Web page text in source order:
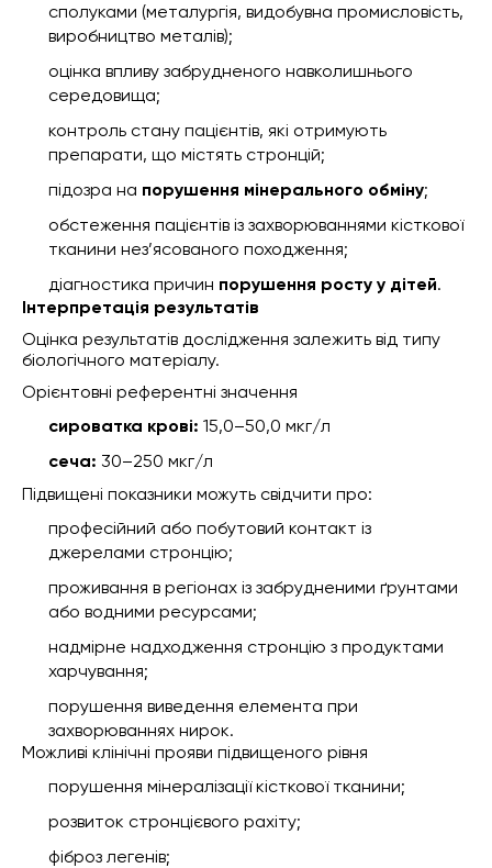
сполуками (металургія, видобувна промисловість,
виробництво металів);
оцінка впливу забрудненого навколишнього
середовища;
контроль стану пацієнтів, які отримують
препарати, що містять стронцій;
підозра на порушення мінерального обміну;
обстеження пацієнтів із захворюваннями кісткової
тканини нез’ясованого походження;
діагностика причин порушення росту у дітей.
Інтерпретація результатів
Оцінка результатів дослідження залежить від типу
біологічного матеріалу.
Орієнтовні референтні значення
сироватка крові: 15,0–50,0 мкг/л
сеча: 30–250 мкг/л
Підвищені показники можуть свідчити про:
професійний або побутовий контакт із
джерелами стронцію;
проживання в регіонах із забрудненими ґрунтами
або водними ресурсами;
надмірне надходження стронцію з продуктами
харчування;
порушення виведення елемента при
захворюваннях нирок.
Можливі клінічні прояви підвищеного рівня
порушення мінералізації кісткової тканини;
розвиток стронцієвого рахіту;
фіброз легенів;